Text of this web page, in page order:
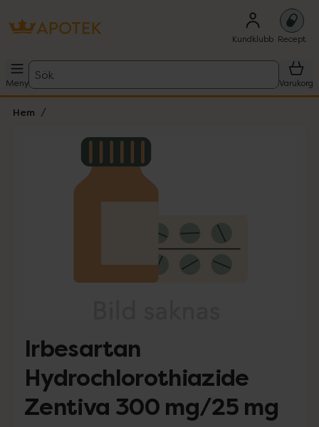
Kundklubb Recept
Meny
Sök
Varukorg
Hem
Lista: . Innehåller 1 objekt.
Irbesartan
Hydrochlorothiazide
Zentiva 300 mg/25 mg